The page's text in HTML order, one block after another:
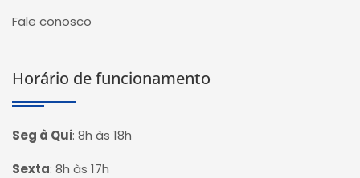
Fale conosco
Horário de funcionamento
Seg à Qui: 8h às 18h
Sexta: 8h às 17h